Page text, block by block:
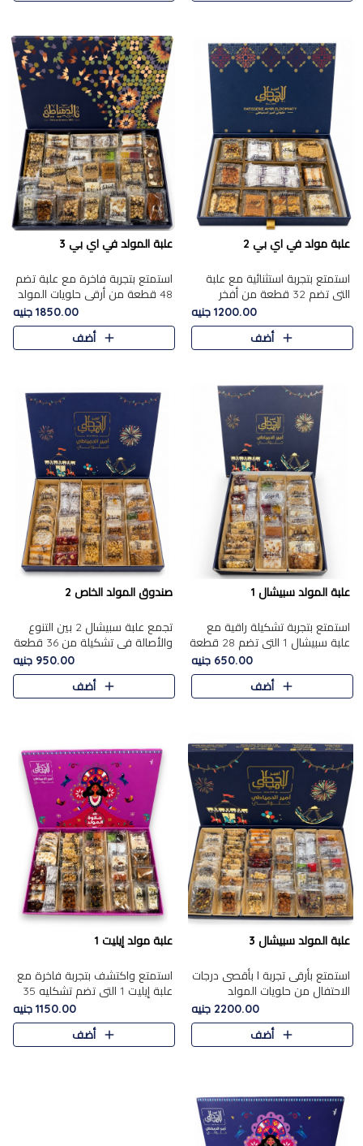
علبة مولد في اي بي 2
استمتع بتجربة استثنائية مع علبة
التي تضم 32 قطعة من أفخر
حلويات المولد الشرقية، في تشكيلة
تجمع بين الأصالة والاختيارات
الفاخرة. تحتوي العلبة..
1200.00 جنيه
أضف
علبة المولد في اي بي 3
استمتع بتجربة فاخرة مع علبة تضم
48 قطعة من أرقى حلويات المولد
الشرقية، في تشكيلة تجمع بين
الأصناف التقليدية الفاخرة والاختيارات
1850.00 جنيه
أضف
علبة المولد سبيشال 1
استمتع بتجربة تشكيلة راقية مع
علبة سبيشال 1 التي تضم 28 قطعة
من تشكيلة مختارة بعناية من أفخر
حلويات المولد المصرية الأصلية
الشرقية. تحتوي ال..
650.00 جنيه
أضف
صندوق المولد الخاص 2
تجمع علبة سبيشال 2 بين التنوع
والأصالة في تشكيلة من 36 قطعة
تضم أشهر حلويات المولد الشرقية.
تحتوي العلبة على الجزرية بالفول،
والجزرية بالبن..
950.00 جنيه
أضف
علبة المولد سبيشال 3
استمتع بأرقى تجربة ا بأقصى درجات
الاحتفال من حلويات المولد
المصريه الأصيلة مع هذه الفخامة
مع علبة سبيشال 3 التي تضم 56
قطعة من تشكيلة استثن..
2200.00 جنيه
أضف
علبة مولد إيليت 1
استمتع واكتشف بتجربة فاخرة مع
علبة إيليت 1 التي تضم تشكليه 35
قطعة من أرقى حلويات المولد
المصري الأصيلة ,معروضة بشكل
جميل في علبة أنيقة ، في..
1150.00 جنيه
أضف